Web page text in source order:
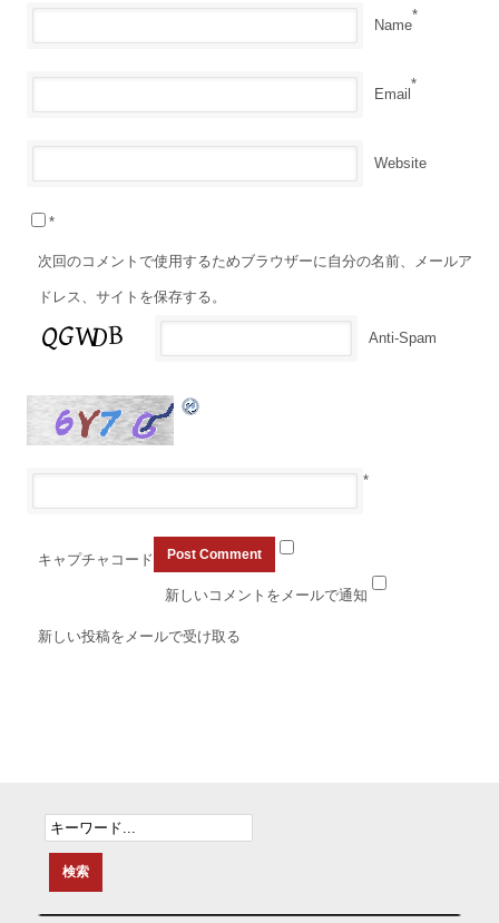
Name
*
Email
*
Website
次回のコメントで使用するためブラウザーに自分の名前、メールア
ドレス、サイトを保存する。
Anti-Spam
*
キャプチャコード
*
新しいコメントをメールで通知
新しい投稿をメールで受け取る